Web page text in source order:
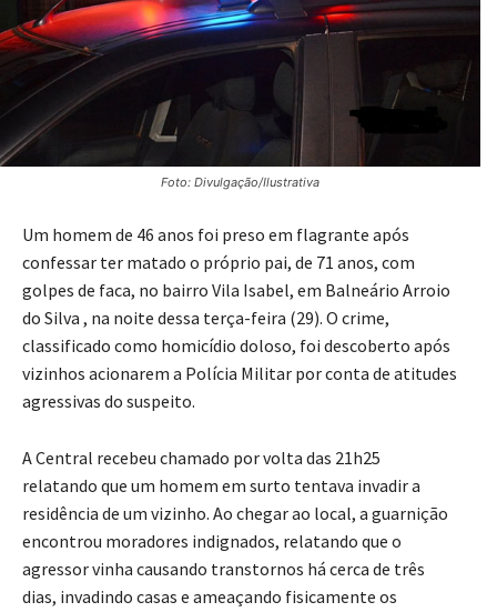
Foto: Divulgação/Ilustrativa
Um homem de 46 anos foi preso em flagrante após
confessar ter matado o próprio pai, de 71 anos, com
golpes de faca, no bairro Vila Isabel, em Balneário Arroio
do Silva , na noite dessa terça-feira (29). O crime,
classificado como homicídio doloso, foi descoberto após
vizinhos acionarem a Polícia Militar por conta de atitudes
agressivas do suspeito.
A Central recebeu chamado por volta das 21h25
relatando que um homem em surto tentava invadir a
residência de um vizinho. Ao chegar ao local, a guarnição
encontrou moradores indignados, relatando que o
agressor vinha causando transtornos há cerca de três
dias, invadindo casas e ameaçando fisicamente os